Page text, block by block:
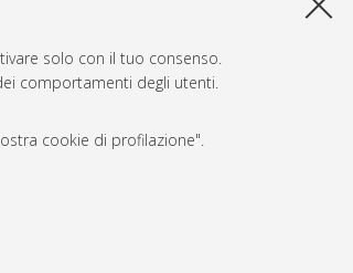
solo con il tuo consenso.
comportamenti degli utenti.
cookie di profilazione".